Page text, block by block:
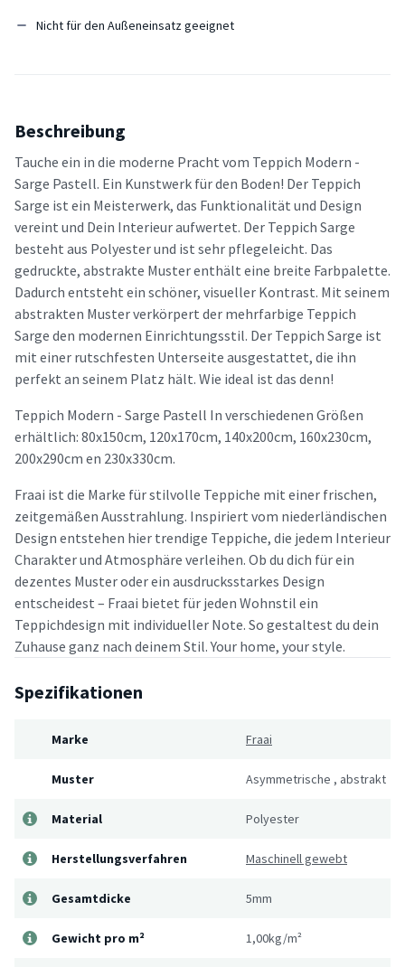
Nicht für den Außeneinsatz geeignet
Beschreibung
Tauche ein in die moderne Pracht vom Teppich Modern -
Sarge Pastell. Ein Kunstwerk für den Boden! Der Teppich
Sarge ist ein Meisterwerk, das Funktionalität und Design
vereint und Dein Interieur aufwertet. Der Teppich Sarge
besteht aus Polyester und ist sehr pflegeleicht. Das
gedruckte, abstrakte Muster enthält eine breite Farbpalette.
Dadurch entsteht ein schöner, visueller Kontrast. Mit seinem
abstrakten Muster verkörpert der mehrfarbige Teppich
Sarge den modernen Einrichtungsstil. Der Teppich Sarge ist
mit einer rutschfesten Unterseite ausgestattet, die ihn
perfekt an seinem Platz hält. Wie ideal ist das denn!
Teppich Modern - Sarge Pastell In verschiedenen Größen
erhältlich: 80x150cm, 120x170cm, 140x200cm, 160x230cm,
200x290cm en 230x330cm.
Fraai ist die Marke für stilvolle Teppiche mit einer frischen,
zeitgemäßen Ausstrahlung. Inspiriert vom niederländischen
Design entstehen hier trendige Teppiche, die jedem Interieur
Charakter und Atmosphäre verleihen. Ob du dich für ein
dezentes Muster oder ein ausdrucksstarkes Design
entscheidest – Fraai bietet für jeden Wohnstil ein
Teppichdesign mit individueller Note. So gestaltest du dein
Zuhause ganz nach deinem Stil. Your home, your style.
Spezifikationen
Marke Fraai
Muster Asymmetrische , abstrakt
Material Polyester
Herstellungsverfahren Maschinell gewebt
Gesamtdicke 5mm
Gewicht pro m² 1,00kg/m²